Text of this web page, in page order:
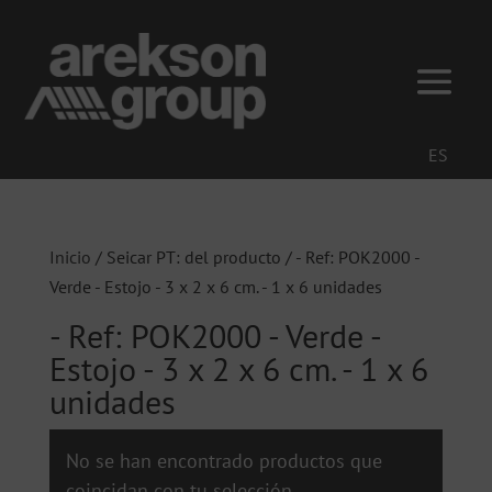
ES
Inicio / Seicar PT: del producto / - Ref: POK2000 -
Verde - Estojo - 3 x 2 x 6 cm. - 1 x 6 unidades
- Ref: POK2000 - Verde -
Estojo - 3 x 2 x 6 cm. - 1 x 6
unidades
No se han encontrado productos que